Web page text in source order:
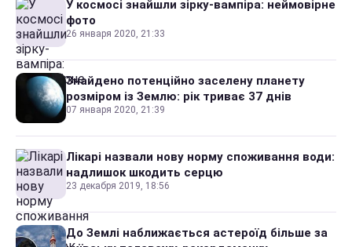
У космосі знайшли зірку-вампіра: неймовірне
фото
26 января 2020, 21:33
Знайдено потенційно заселену планету
розміром із Землю: рік триває 37 днів
07 января 2020, 21:39
Лікарі назвали нову норму споживання води:
надлишок шкодить серцю
23 декабря 2019, 18:56
До Землі наближається астероїд більше за